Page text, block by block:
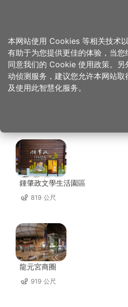
首页 > 想去的地方 > 住宿 > 温馨旅馆(2星)
温馨旅馆(2
点
鍾肇政文學生活園區
819 公尺
龍元宮商圈
919 公尺
本网站使用 Cookies 等相关技术
有助于为您提供更佳的体验，当
同意我们的 Cookie 使用政策。另
动侦测服务，建议您允许本网站
及使用此智慧化服务。